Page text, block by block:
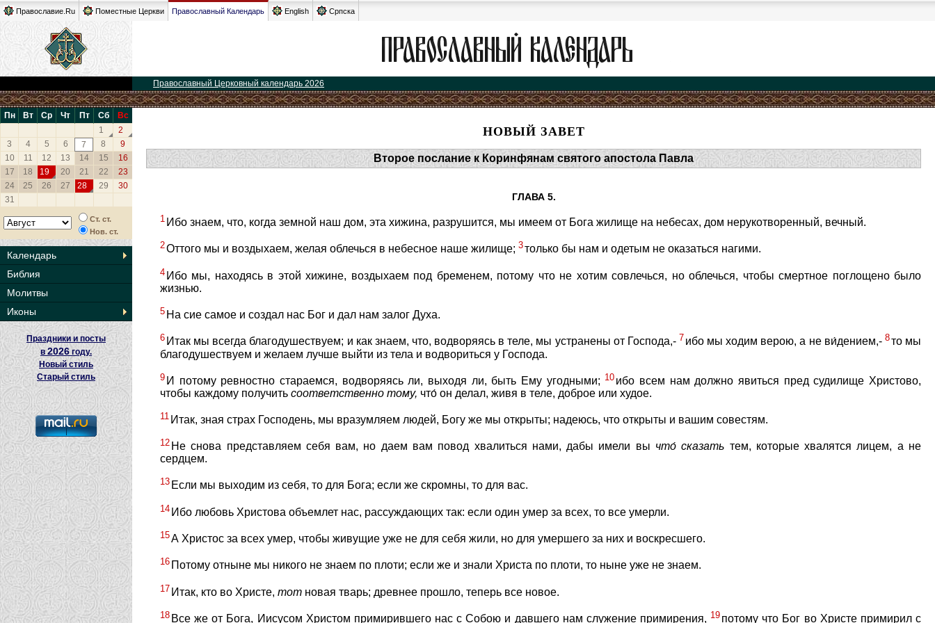
Православие.Ru Поместные Церкви Православный Календарь English Српска
Православный Церковный календарь 2026
Пн Вт Ср Чт Пт Сб
Вс
1
2
3
4 5 6 7 8
9
10
11 12 13 14 15
16
17
18 19 20 21 22
23
24
25 26 27 28 29
30
31
Ст. ст.
Нов. ст.
Календарь
Библия
Молитвы
Иконы
Праздники и посты
в2026 году.
Новый стиль
Старый стиль
НОВЫЙ ЗАВЕТ
Второе послание к Коринфянам святого апостола Павла
ГЛАВА 5.
1 Ибо знаем, что, когда земной наш дом, эта хижина, разрушится, мы имеем от Бога жилище на небесах, дом нерукотворенный, вечный.
2Оттого мы и воздыхаем, желая облечься в небесное наше жилище; 3только бы нам и одетым не оказаться нагими.
4 Ибо мы, находясь в этой хижине, воздыхаем под бременем, потому что не хотим совлечься, но облечься, чтобы смертное поглощено было
жизнью.
5 На сие самое и создал нас Бог и дал нам залог Духа.
6 Итак мы всегда благодушествуем; и как знаем, что, водворяясь в теле, мы устранены от Господа,- 7 ибо мы ходим верою, а не ви́дением,- 8то мы
благодушествуем и желаем лучше выйти из тела и водвориться у Господа.
9 И потому ревностно стараемся, водворяясь ли, выходя ли, быть Ему угодными; 10 ибо всем нам должно явиться пред судилище Христово,
чтобы каждому получить соответственно тому, что́ он делал, живя в теле, доброе или худое.
11 Итак, зная страх Господень, мы вразумляем людей, Богу же мы открыты; надеюсь, что открыты и вашим совестям.
12 Не снова представляем себя вам, но даем вам повод хвалиться нами, дабы имели вы что́ сказать тем, которые хвалятся лицем, а не
сердцем.
13 Если мы выходим из себя, то для Бога; если же скромны, то для вас.
14 Ибо любовь Христова объемлет нас, рассуждающих так: если один умер за всех, то все умерли.
15А Христос за всех умер, чтобы живущие уже не для себя жили, но для умершего за них и воскресшего.
16 Потому отныне мы никого не знаем по плоти; если же и знали Христа по плоти, то ныне уже не знаем.
17 Итак, кто во Христе, тот новая тварь; древнее прошло, теперь все новое.
18 Все же от Бога, Иисусом Христом примирившего нас с Собою и давшего нам служение примирения, 19 потому что Бог во Христе примирил с